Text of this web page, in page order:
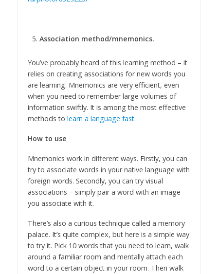
Association method/mnemonics.
You’ve probably heard of this learning method – it
relies on creating associations for new words you
are learning. Mnemonics are very efficient, even
when you need to remember large volumes of
information swiftly. It is among the most effective
methods to learn a language fast.
How to use
Mnemonics work in different ways. Firstly, you can
try to associate words in your native language with
foreign words. Secondly, you can try visual
associations – simply pair a word with an image
you associate with it.
There’s also a curious technique called a memory
palace. It’s quite complex, but here is a simple way
to try it. Pick 10 words that you need to learn, walk
around a familiar room and mentally attach each
word to a certain object in your room. Then walk